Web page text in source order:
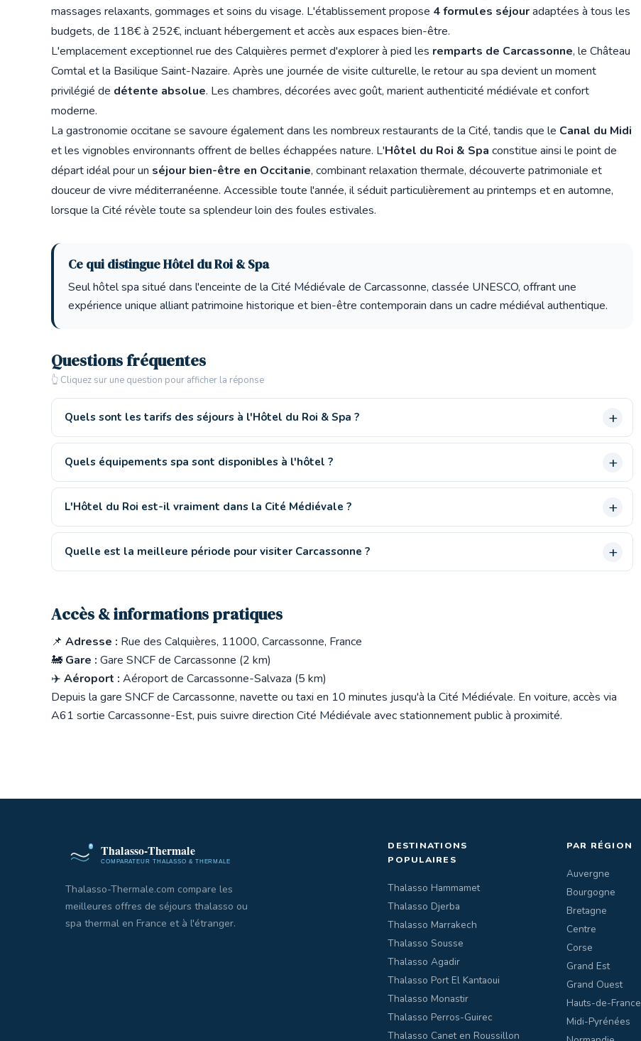
massages relaxants, gommages et soins du visage. L'établissement propose 4 formules séjouradaptées à tous les
budgets, de 118€ à 252€, incluant hébergement et accès aux espaces bien-être.
L'emplacement exceptionnel rue des Calquières permet d'explorer à pied les remparts de Carcassonne, le Château
Comtal et la Basilique Saint-Nazaire. Après une journée de visite culturelle, le retour au spa devient un moment
privilégié de détente absolue. Les chambres, décorées avec goût, marient authenticité médiévale et confort
moderne.
La gastronomie occitane se savoure également dans les nombreux restaurants de la Cité, tandis que le Canal du Midi
et les vignobles environnants offrent de belles échappées nature. L'Hôtel du Roi & Spa constitue ainsi le point de
départ idéal pour un séjour bien-être en Occitanie, combinant relaxation thermale, découverte patrimoniale et
douceur de vivre méditerranéenne. Accessible toute l'année, il séduit particulièrement au printemps et en automne,
lorsque la Cité révèle toute sa splendeur loin des foules estivales.
Ce qui distingue Hôtel du Roi & Spa
Seul hôtel spa situé dans l'enceinte de la Cité Médiévale de Carcassonne, classée UNESCO, offrant une
expérience unique alliant patrimoine historique et bien-être contemporain dans un cadre médiéval authentique.
Questions fréquentes
👆 Cliquez sur une question pour afficher la réponse
Quels sont les tarifs des séjours à l'Hôtel du Roi & Spa ?
Quels équipements spa sont disponibles à l'hôtel ?
L'Hôtel du Roi est-il vraiment dans la Cité Médiévale ?
Quelle est la meilleure période pour visiter Carcassonne ?
Accès & informations pratiques
📌 Adresse : Rue des Calquières, 11000, Carcassonne, France
🚂 Gare : Gare SNCF de Carcassonne (2 km)
✈️ Aéroport : Aéroport de Carcassonne-Salvaza (5 km)
Depuis la gare SNCF de Carcassonne, navette ou taxi en 10 minutes jusqu'à la Cité Médiévale. En voiture, accès via
A61 sortie Carcassonne-Est, puis suivre direction Cité Médiévale avec stationnement public à proximité.
Thalasso-Thermale.com compare les
meilleures offres de séjours thalasso ou
spa thermal en France et à l'étranger.
DESTINATIONS
POPULAIRES
Thalasso Hammamet
Thalasso Djerba
Thalasso Marrakech
Thalasso Sousse
Thalasso Agadir
Thalasso Port El Kantaoui
Thalasso Monastir
Thalasso Perros-Guirec
Thalasso Canet en Roussillon
PAR RÉGION
Auvergne
Bourgogne
Bretagne
Centre
Corse
Grand Est
Grand Ouest
Hauts-de-France
Midi-Pyrénées